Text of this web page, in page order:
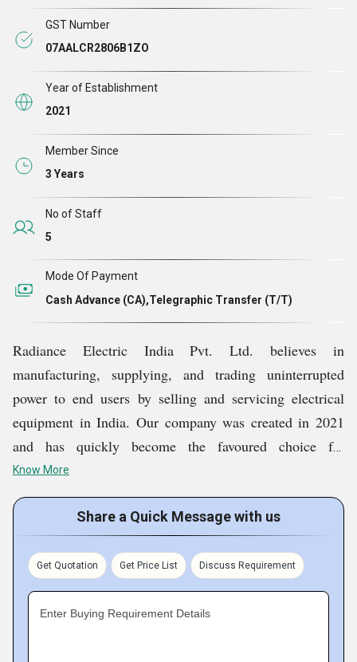
GST Number
07AALCR2806B1ZO
Year of Establishment
2021
Member Since
3 Years
No of Staff
5
Mode Of Payment
Cash Advance (CA),Telegraphic Transfer (T/T)
Radiance Electric India Pvt. Ltd. believes in
manufacturing, supplying, and trading uninterrupted
power to end users by selling and servicing electrical
equipment in India. Our company was created in 2021
and has quickly become the favoured choice for
electrical products around the country. Our product
range includes Ring Main Unit, VCB Panel, Compact
Substation, Electric Substation, HT Panel, and more. We
conduct all our business operations out of New Delhi,
India. We offer various services including Oil Filtration
Service, etc.
Know More
Share a Quick Message with us
Get Quotation Get Price List Discuss Requirement
Enter Buying Requirement Details